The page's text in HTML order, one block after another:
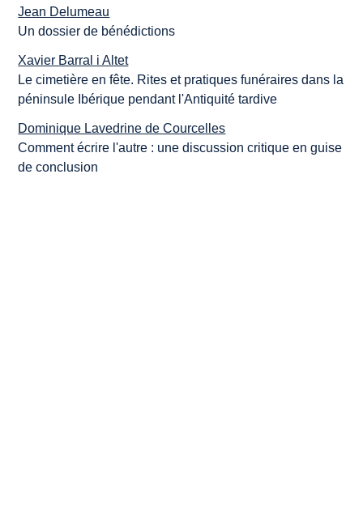
Jean Delumeau
Un dossier de bénédictions
Xavier Barral i Altet
Le cimetière en fête. Rites et pratiques funéraires dans la
péninsule Ibérique pendant l'Antiquité tardive
Dominique Lavedrine de Courcelles
Comment écrire l'autre : une discussion critique en guise
de conclusion